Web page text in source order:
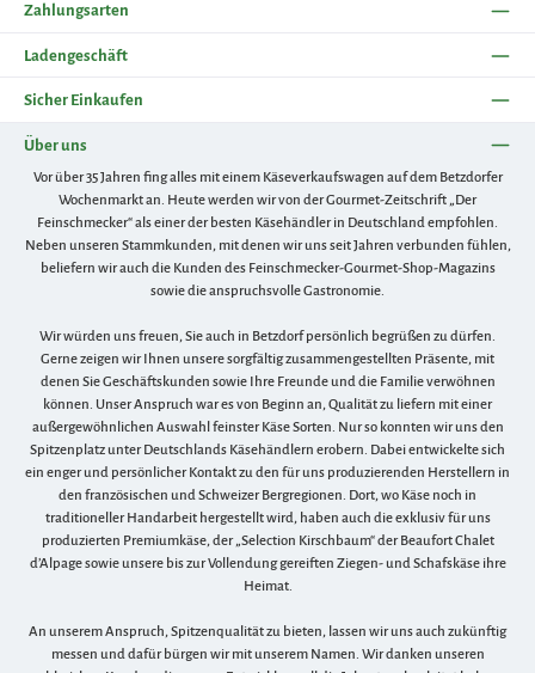
Zahlungsarten
Ladengeschäft
Sicher Einkaufen
Über uns
Vor über 35 Jahren fing alles mit einem Käseverkaufswagen auf dem Betzdorfer
Wochenmarkt an. Heute werden wir von der Gourmet-Zeitschrift „Der
Feinschmecker“ als einer der besten Käsehändler in Deutschland empfohlen.
Neben unseren Stammkunden, mit denen wir uns seit Jahren verbunden fühlen,
beliefern wir auch die Kunden des Feinschmecker-Gourmet-Shop-Magazins
sowie die anspruchsvolle Gastronomie.
Wir würden uns freuen, Sie auch in Betzdorf persönlich begrüßen zu dürfen.
Gerne zeigen wir Ihnen unsere sorgfältig zusammengestellten Präsente, mit
denen Sie Geschäftskunden sowie Ihre Freunde und die Familie verwöhnen
können. Unser Anspruch war es von Beginn an, Qualität zu liefern mit einer
außergewöhnlichen Auswahl feinster Käse Sorten. Nur so konnten wir uns den
Spitzenplatz unter Deutschlands Käsehändlern erobern. Dabei entwickelte sich
ein enger und persönlicher Kontakt zu den für uns produzierenden Herstellern in
den französischen und Schweizer Bergregionen. Dort, wo Käse noch in
traditioneller Handarbeit hergestellt wird, haben auch die exklusiv für uns
produzierten Premiumkäse, der „Selection Kirschbaum“ der Beaufort Chalet
d’Alpage sowie unsere bis zur Vollendung gereiften Ziegen- und Schafskäse ihre
Heimat.
An unserem Anspruch, Spitzenqualität zu bieten, lassen wir uns auch zukünftig
messen und dafür bürgen wir mit unserem Namen. Wir danken unseren